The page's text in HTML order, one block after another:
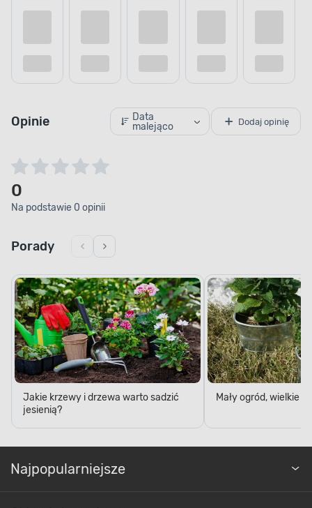
Kup teraz
malejąco
Dodaj opinię
0
Na podstawie 0 opinii
Jakie krzewy i drzewa warto sadzić
jesienią?
Mały ogród, wielkie